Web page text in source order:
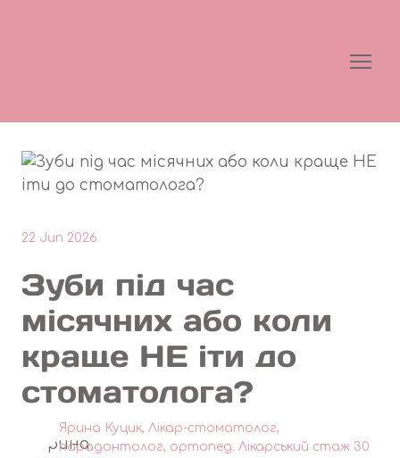
22 Jun 2026
Зуби під час
місячних або коли
краще НЕ іти до
стоматолога?
Ярина Куцик, Лікар-стоматолог,
парадонтолог, ортопед. Лікарський стаж 30